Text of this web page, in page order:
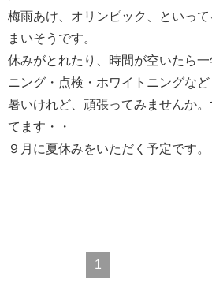
梅雨あけ、オリンピック、といっ
まいそうです。
休みがとれたり、時間が空いたら
ニング・点検・ホワイトニングなど
暑いけれど、頑張ってみませんか
てます・・
９月に夏休みをいただく予定です。
1